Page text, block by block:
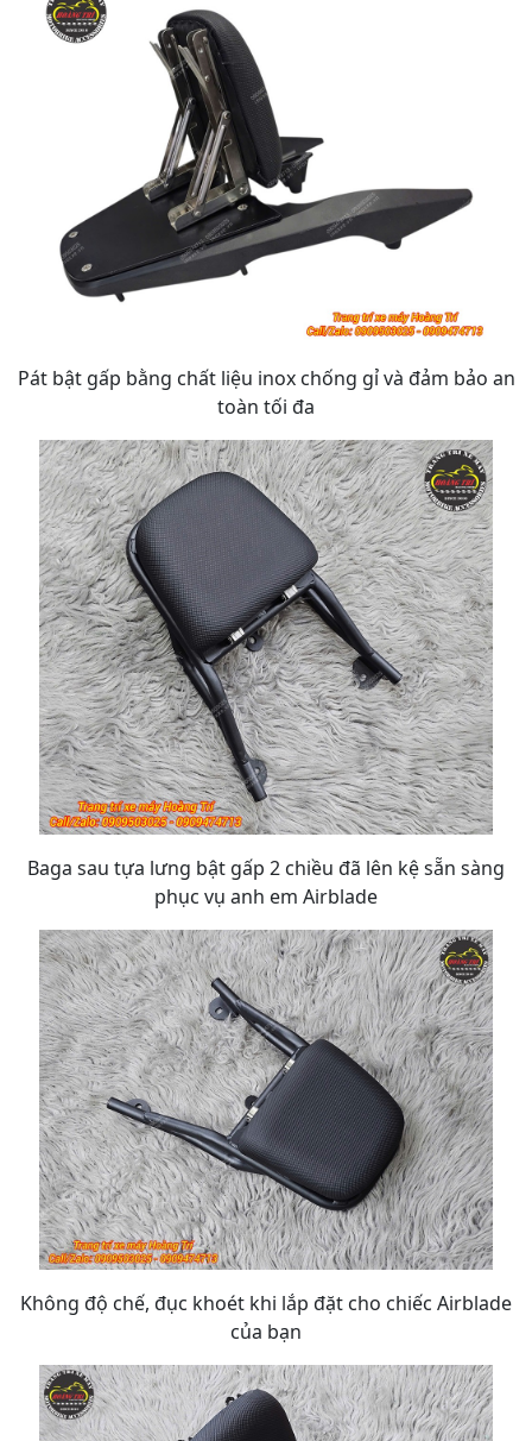
Pát bật gấp bằng chất liệu inox chống gỉ và đảm bảo an
toàn tối đa
Baga sau tựa lưng bật gấp 2 chiều đã lên kệ sẵn sàng
phục vụ anh em Airblade
Không độ chế, đục khoét khi lắp đặt cho chiếc Airblade
của bạn